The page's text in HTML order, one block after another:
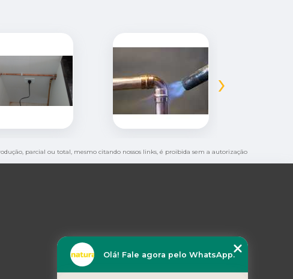
›
parcial ou total, mesmo citando nossos links, é proibida sem a autorização
Olá! Fale agora pelo WhatsApp.